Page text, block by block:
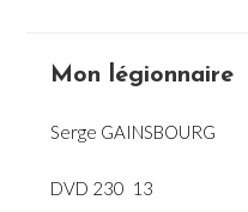
Mon légionnaire
Serge GAINSBOURG
DVD 230  13